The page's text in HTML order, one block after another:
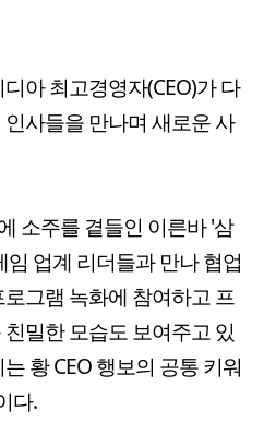
아 최고경영자(CEO)가 다
사들을 만나며 새로운 사
소주를 곁들인 이른바 '삼
업계 리더들과 만나 협업
그램 녹화에 참여하고 프
밀한 모습도 보여주고 있
황 CEO 행보의 공통 키워
다.